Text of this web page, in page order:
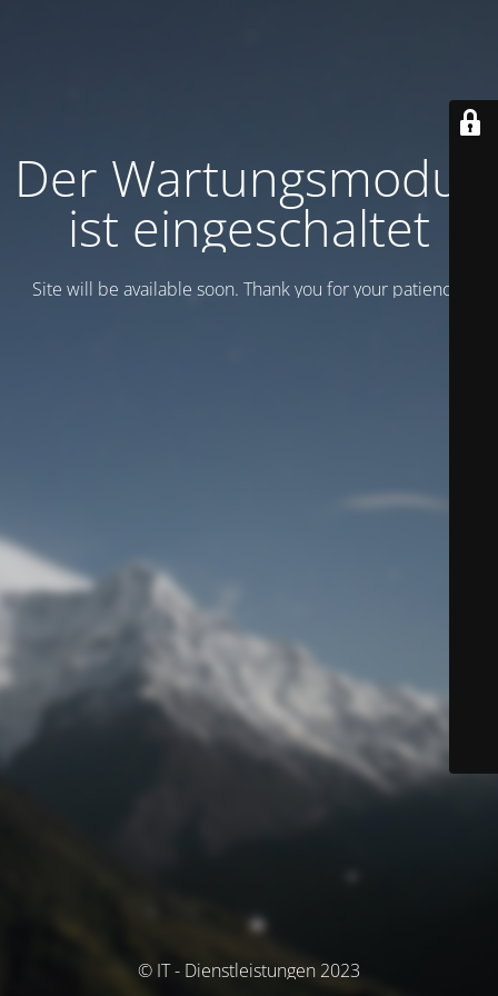
Der Wartungsmodus
ist eingeschaltet
Site will be available soon. Thank you for your patience!
© IT - Dienstleistungen 2023